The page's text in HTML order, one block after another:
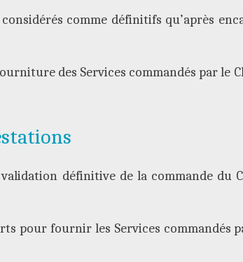
comme définitifs qu’après
des Services commandés par le
définitive de la commande du
pour fournir les Services commandés